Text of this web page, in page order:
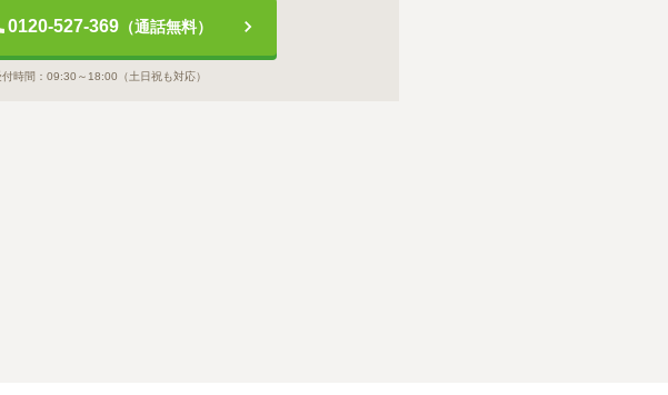
0120-527-369（通話無料）
時間： 09:30～18:00 （土日祝も対応）